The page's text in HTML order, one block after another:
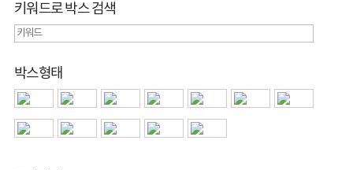
키워드로 박스 검색
박스형태